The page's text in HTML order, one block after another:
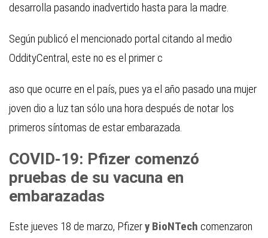
desarrolla pasando inadvertido hasta para la madre.
Según publicó el mencionado portal citando al medio
OddityCentral, este no es el primer c
aso que ocurre en el país, pues ya el año pasado una mujer
joven dio a luz tan sólo una hora después de notar los
primeros síntomas de estar embarazada.
COVID-19: Pfizer comenzó
pruebas de su vacuna en
embarazadas
Este jueves 18 de marzo, Pfizery BioNTech comenzaron